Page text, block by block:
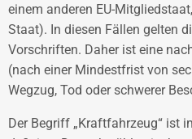
einem anderen EU-
Staat). In diesen Fällen gelten
Vorschriften. Daher ist eine
(nach einer Mindestfrist von
Wegzug, Tod oder schwerer
Der Begriff „Kraftfahrzeug“ ist